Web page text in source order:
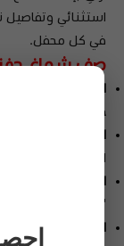
استثنائي
في كل محفل.
صف شماغ جفنشي 2025
الخامة:
خفة الوزن والمتانة
العلبة:
يأتي في
المثالي والأكثر
الأطراف:
حواف
"مرزام" لا تتأثر
التصميم: